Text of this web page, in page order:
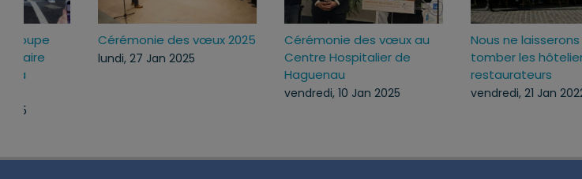
Inauguration du groupe
scolaire et périscolaire
“Les Coquelicots” à
vendredi, 31 Jan 2025
Cérémonie des vœux 2025
lundi, 27 Jan 2025
Cérémonie des vœux au
Centre Hospitalier de
vendredi, 10 Jan 2025